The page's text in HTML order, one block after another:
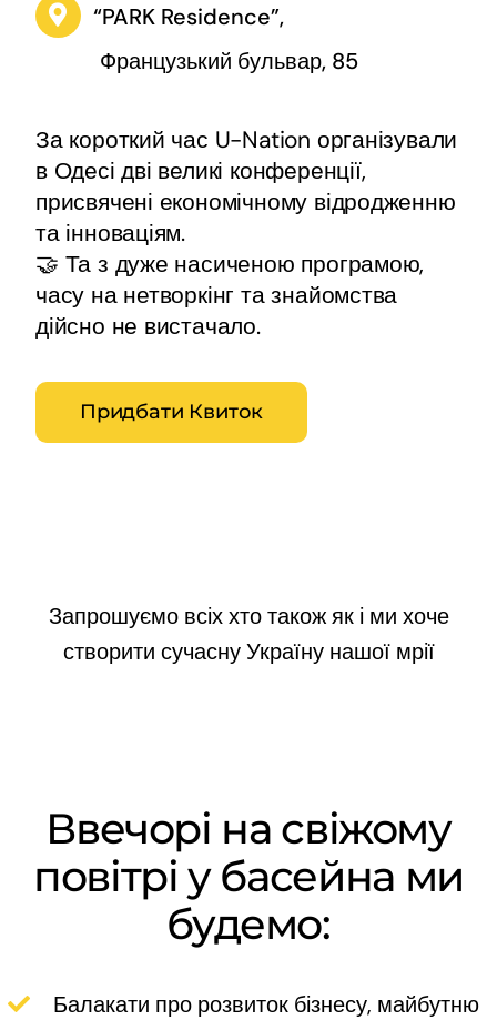
“PARK Residence”,
Французький бульвар, 85
За короткий час U-Nation організували
в Одесі дві великі конференції,
присвячені економічному відродженню
та інноваціям.
🤝 Та з дуже насиченою програмою,
часу на нетворкінг та знайомства
дійсно не вистачало.
Придбати Квиток
Запрошуємо всіх хто також як і ми хоче
створити сучасну Україну нашої мрії
Ввечорі на свіжому
повітрі у басейна ми
будемо:
Балакати про розвиток бізнесу, майбутню